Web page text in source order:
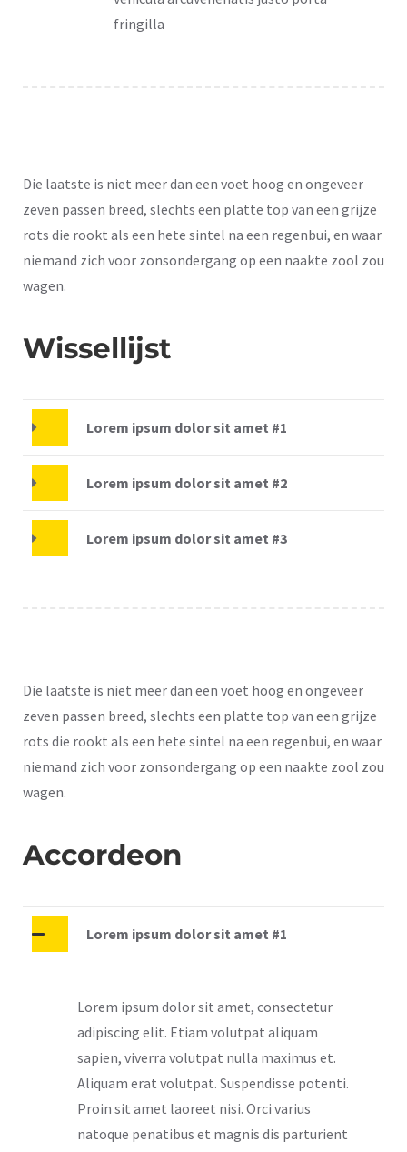
fringilla
Die laatste is niet meer dan een voet hoog en ongeveer
zeven passen breed, slechts een platte top van een grijze
rots die rookt als een hete sintel na een regenbui, en waar
niemand zich voor zonsondergang op een naakte zool zou
wagen.
Wissellijst
Lorem ipsum dolor sit amet #1
Lorem ipsum dolor sit amet #2
Lorem ipsum dolor sit amet #3
Die laatste is niet meer dan een voet hoog en ongeveer
zeven passen breed, slechts een platte top van een grijze
rots die rookt als een hete sintel na een regenbui, en waar
niemand zich voor zonsondergang op een naakte zool zou
wagen.
Accordeon
Lorem ipsum dolor sit amet #1
Lorem ipsum dolor sit amet, consectetur
adipiscing elit. Etiam volutpat aliquam
sapien, viverra volutpat nulla maximus et.
Aliquam erat volutpat. Suspendisse potenti.
Proin sit amet laoreet nisi. Orci varius
natoque penatibus et magnis dis parturient